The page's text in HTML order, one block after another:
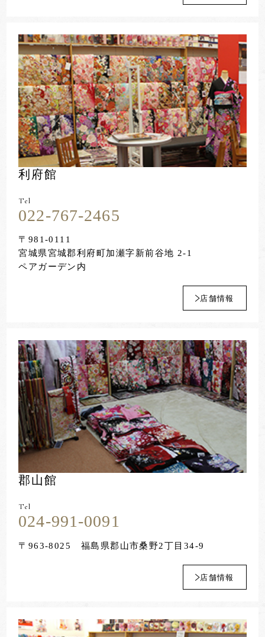
利府館
Tel
022-767-2465
〒981-0111
宮城県宮城郡利府町加瀬字新前谷地 2-1
ペアガーデン内
店舗情報
郡山館
Tel
024-991-0091
〒963-8025 福島県郡山市桑野2丁目34-9
店舗情報